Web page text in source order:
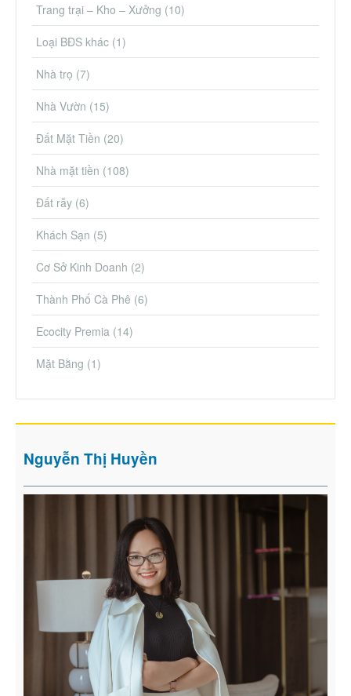
Trang trại – Kho – Xưởng (10)
Loại BĐS khác (1)
Nhà trọ (7)
Nhà Vườn (15)
Đất Mặt Tiền (20)
Nhà mặt tiền (108)
Đất rẫy (6)
Khách Sạn (5)
Cơ Sở Kinh Doanh (2)
Thành Phố Cà Phê (6)
Ecocity Premia (14)
Mặt Bằng (1)
Nguyễn Thị Huyền